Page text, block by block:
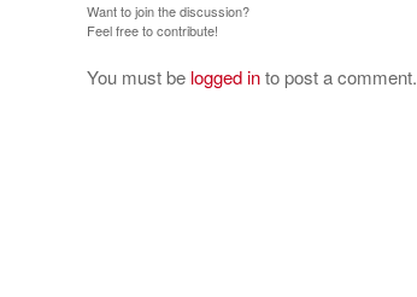
Want to join the discussion?
Feel free to contribute!
You must be logged into post a comment.